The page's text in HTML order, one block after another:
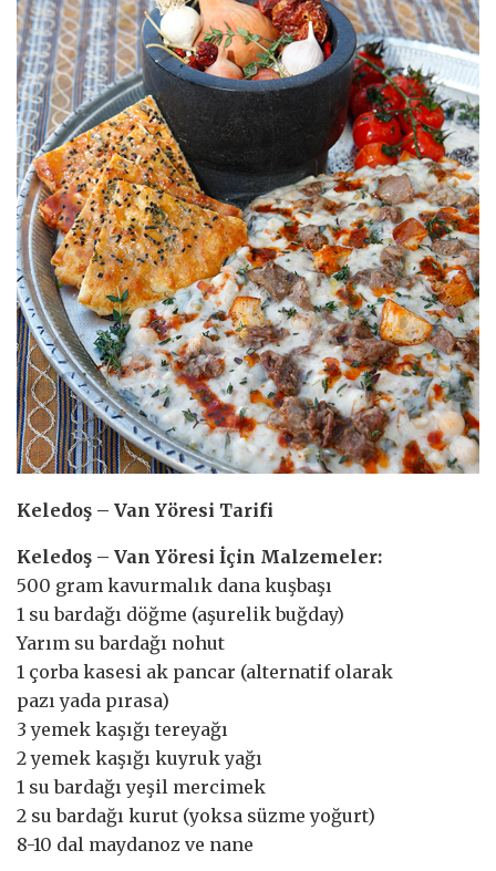
Keledoş – Van Yöresi Tarifi
Keledoş – Van Yöresi İçin Malzemeler:
500 gram kavurmalık dana kuşbaşı
1 su bardağı döğme (aşurelik buğday)
Yarım su bardağı nohut
1 çorba kasesi ak pancar (alternatif olarak
pazı yada pırasa)
3 yemek kaşığı tereyağı
2 yemek kaşığı kuyruk yağı
1 su bardağı yeşil mercimek
2 su bardağı kurut (yoksa süzme yoğurt)
8-10 dal maydanoz ve nane